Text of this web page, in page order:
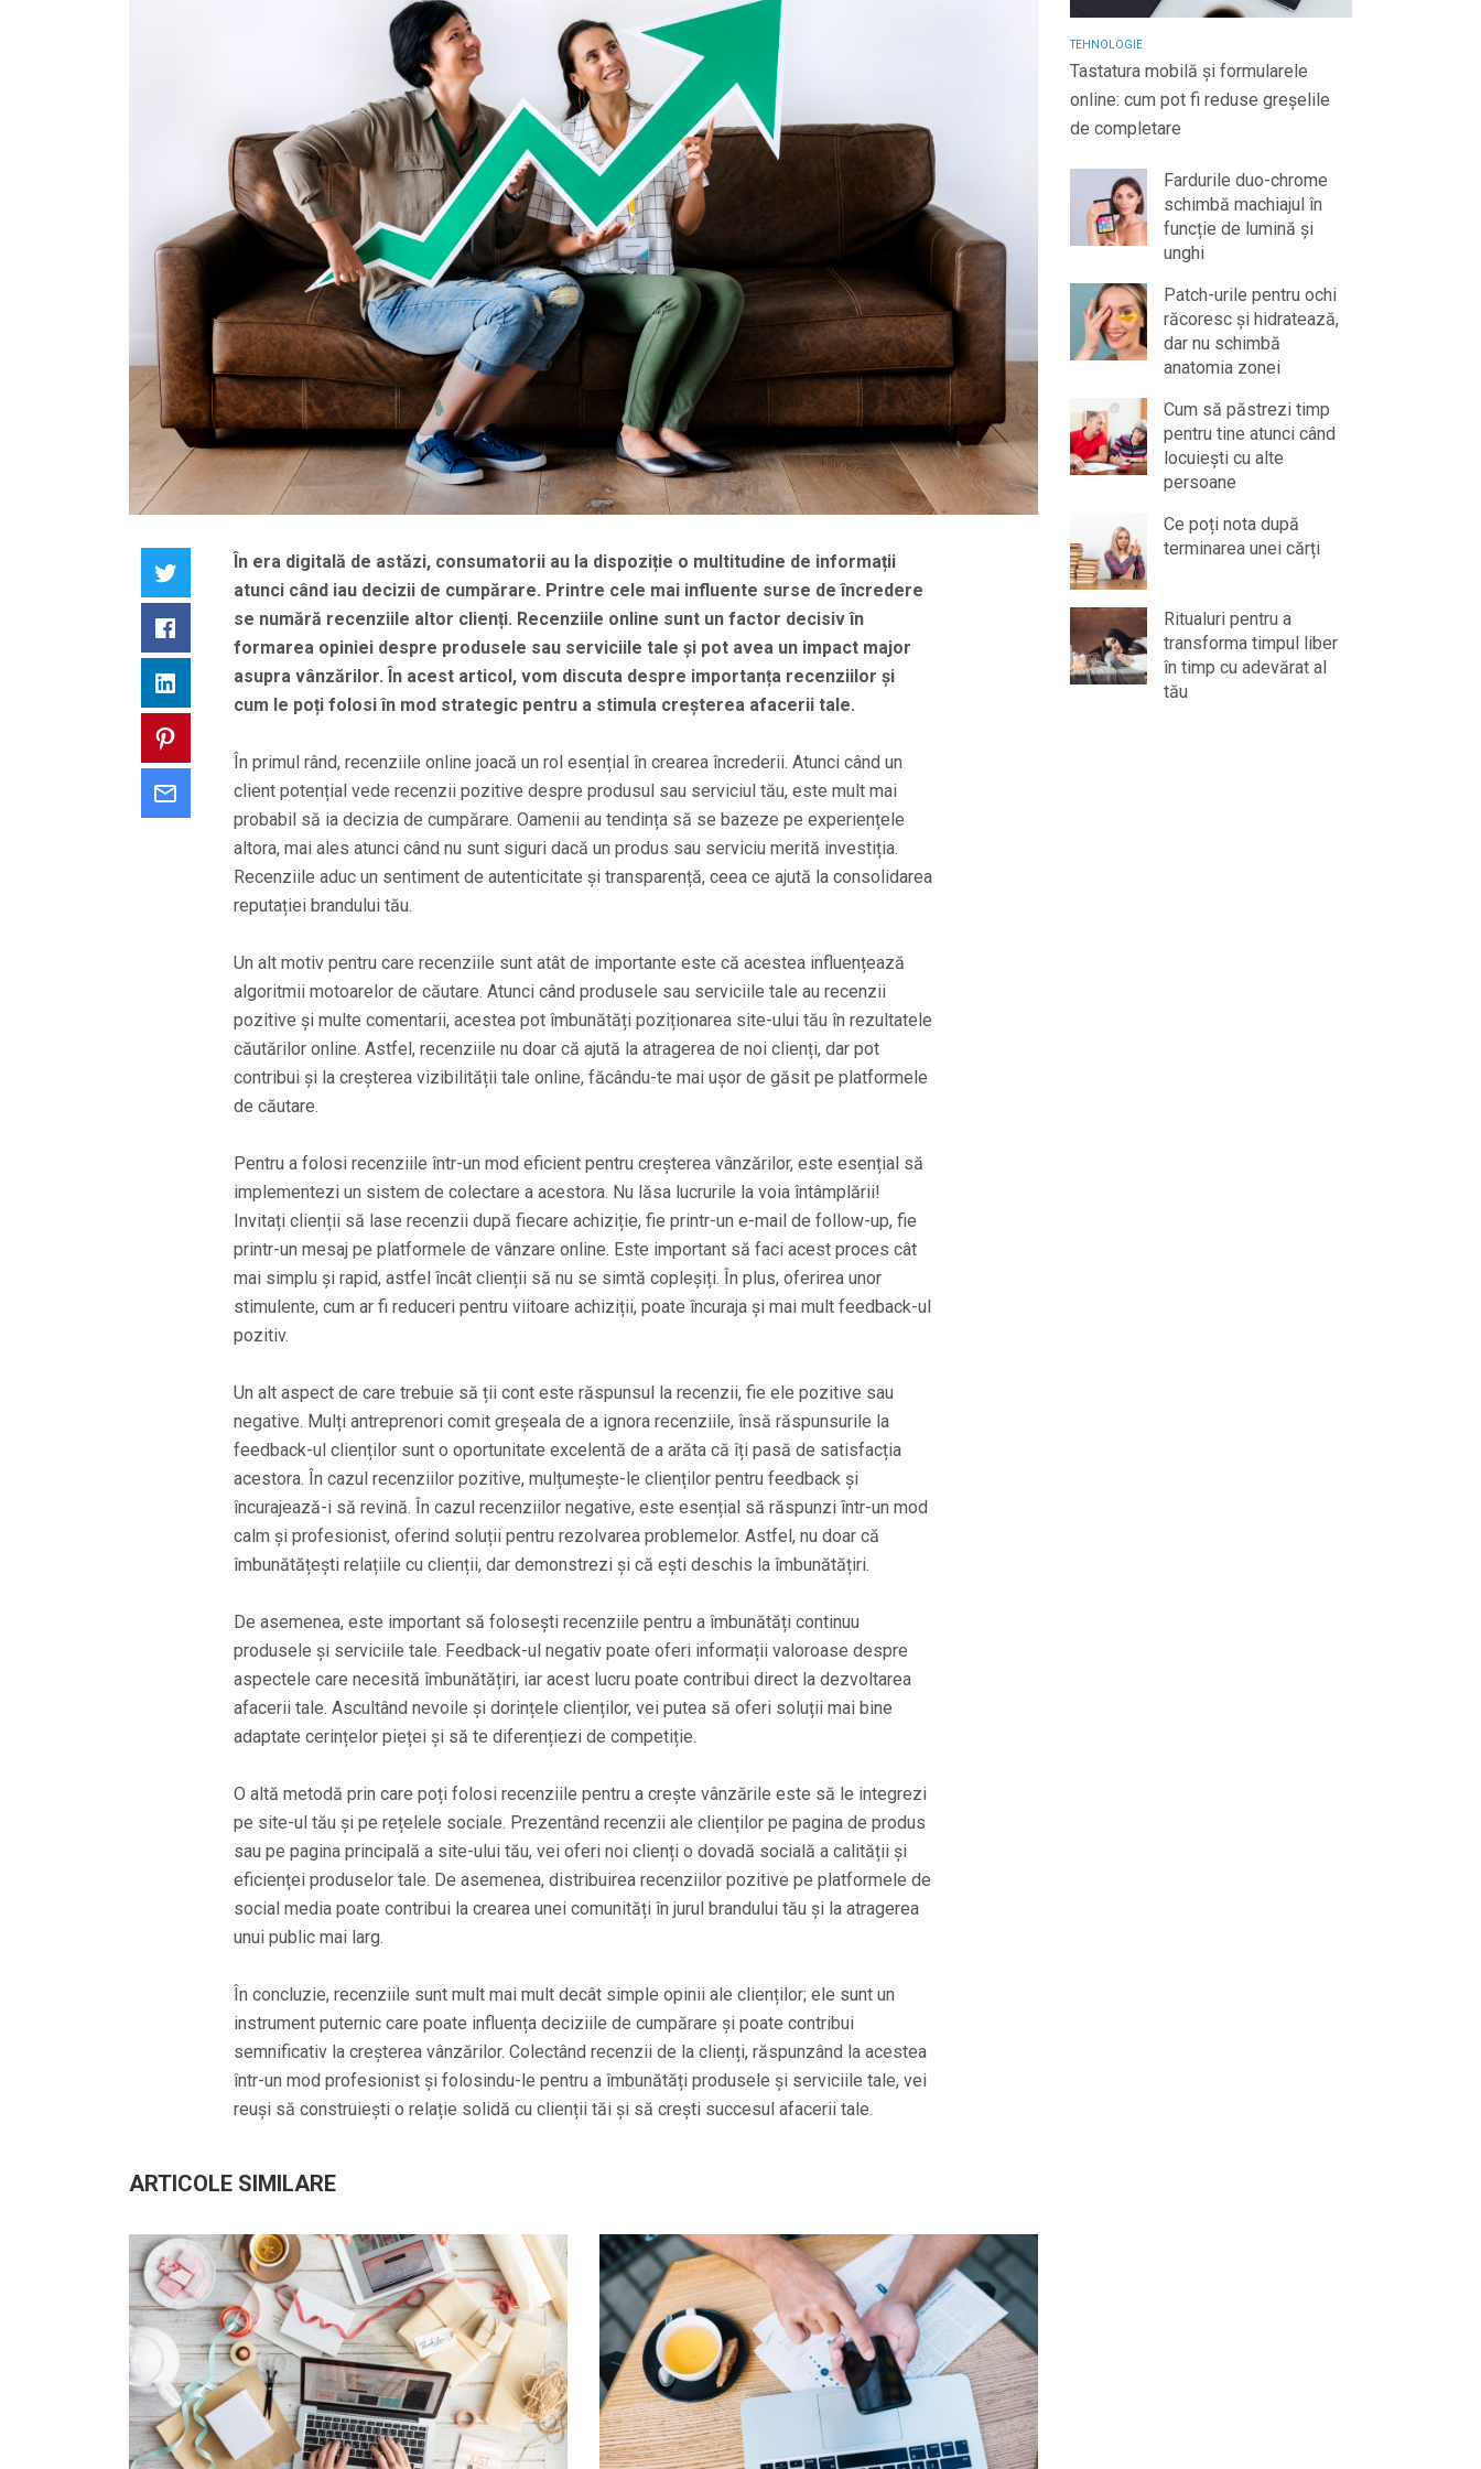
Facebook
LinkedIn
În era digitală de astăzi, consumatorii au la dispoziție o multitudine de informații
atunci când iau decizii de cumpărare. Printre cele mai influente surse de încredere
se numără recenziile altor clienți. Recenziile online sunt un factor decisiv în
formarea opiniei despre produsele sau serviciile tale și pot avea un impact major
asupra vânzărilor. În acest articol, vom discuta despre importanța recenziilor și
cum le poți folosi în mod strategic pentru a stimula creșterea afacerii tale.
În primul rând, recenziile online joacă un rol esențial în crearea încrederii. Atunci când un
client potențial vede recenzii pozitive despre produsul sau serviciul tău, este mult mai
probabil să ia decizia de cumpărare. Oamenii au tendința să se bazeze pe experiențele
altora, mai ales atunci când nu sunt siguri dacă un produs sau serviciu merită investiția.
Recenziile aduc un sentiment de autenticitate și transparență, ceea ce ajută la consolidarea
reputației brandului tău.
Un alt motiv pentru care recenziile sunt atât de importante este că acestea influențează
algoritmii motoarelor de căutare. Atunci când produsele sau serviciile tale au recenzii
pozitive și multe comentarii, acestea pot îmbunătăți poziționarea site-ului tău în rezultatele
căutărilor online. Astfel, recenziile nu doar că ajută la atragerea de noi clienți, dar pot
contribui și la creșterea vizibilității tale online, făcându-te mai ușor de găsit pe platformele
de căutare.
Pentru a folosi recenziile într-un mod eficient pentru creșterea vânzărilor, este esențial să
implementezi un sistem de colectare a acestora. Nu lăsa lucrurile la voia întâmplării!
Invitați clienții să lase recenzii după fiecare achiziție, fie printr-un e-mail de follow-up, fie
printr-un mesaj pe platformele de vânzare online. Este important să faci acest proces cât
mai simplu și rapid, astfel încât clienții să nu se simtă copleșiți. În plus, oferirea unor
stimulente, cum ar fi reduceri pentru viitoare achiziții, poate încuraja și mai mult feedback-ul
pozitiv.
Un alt aspect de care trebuie să ții cont este răspunsul la recenzii, fie ele pozitive sau
negative. Mulți antreprenori comit greșeala de a ignora recenziile, însă răspunsurile la
feedback-ul clienților sunt o oportunitate excelentă de a arăta că îți pasă de satisfacția
acestora. În cazul recenziilor pozitive, mulțumește-le clienților pentru feedback și
încurajează-i să revină. În cazul recenziilor negative, este esențial să răspunzi într-un mod
calm și profesionist, oferind soluții pentru rezolvarea problemelor. Astfel, nu doar că
îmbunătățești relațiile cu clienții, dar demonstrezi și că ești deschis la îmbunătățiri.
De asemenea, este important să folosești recenziile pentru a îmbunătăți continuu
produsele și serviciile tale. Feedback-ul negativ poate oferi informații valoroase despre
aspectele care necesită îmbunătățiri, iar acest lucru poate contribui direct la dezvoltarea
afacerii tale. Ascultând nevoile și dorințele clienților, vei putea să oferi soluții mai bine
adaptate cerințelor pieței și să te diferențiezi de competiție.
O altă metodă prin care poți folosi recenziile pentru a crește vânzările este să le integrezi
pe site-ul tău și pe rețelele sociale. Prezentând recenzii ale clienților pe pagina de produs
sau pe pagina principală a site-ului tău, vei oferi noi clienți o dovadă socială a calității și
eficienței produselor tale. De asemenea, distribuirea recenziilor pozitive pe platformele de
social media poate contribui la crearea unei comunități în jurul brandului tău și la atragerea
unui public mai larg.
În concluzie, recenziile sunt mult mai mult decât simple opinii ale clienților; ele sunt un
instrument puternic care poate influența deciziile de cumpărare și poate contribui
semnificativ la creșterea vânzărilor. Colectând recenzii de la clienți, răspunzând la acestea
într-un mod profesionist și folosindu-le pentru a îmbunătăți produsele și serviciile tale, vei
reuși să construiești o relație solidă cu clienții tăi și să crești succesul afacerii tale.
ARTICOLE SIMILARE
TEHNOLOGIE
Tastatura mobilă și formularele
online: cum pot fi reduse greșelile
de completare
Fardurile duo-chrome
schimbă machiajul în
funcție de lumină și
unghi
Patch-urile pentru ochi
răcoresc și hidratează,
dar nu schimbă
anatomia zonei
Cum să păstrezi timp
pentru tine atunci când
locuiești cu alte
persoane
Ce poți nota după
terminarea unei cărți
Ritualuri pentru a
transforma timpul liber
în timp cu adevărat al
tău